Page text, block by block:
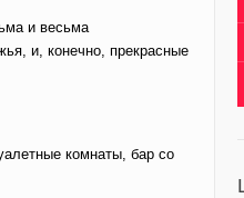
и весьма
и, конечно, прекрасные
комнаты, бар со